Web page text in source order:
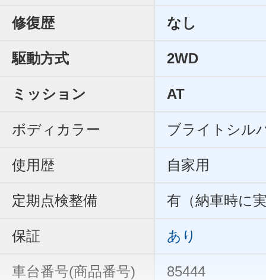
修復歴 なし
駆動方式 2WD
ミッション AT
ボディカラー ブライトシル
使用歴 自家用
定期点検整備 有（納車時に
保証 あり
車台番号(商品番号) 85444